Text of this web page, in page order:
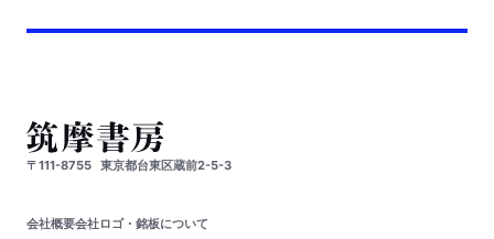
〒111-8755 東京都台東区蔵前2-5-3
会社概要会社ロゴ・銘板について